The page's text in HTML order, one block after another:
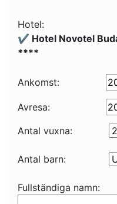
Hotel:
✔️ Hotel Novotel
****
Ankomst:
Avresa:
Antal vuxna:
Antal barn:
Fullständiga namn: